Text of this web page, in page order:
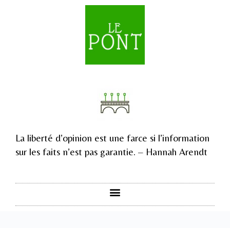
La liberté d’opinion est une farce si l’information
sur les faits n’est pas garantie. – Hannah Arendt